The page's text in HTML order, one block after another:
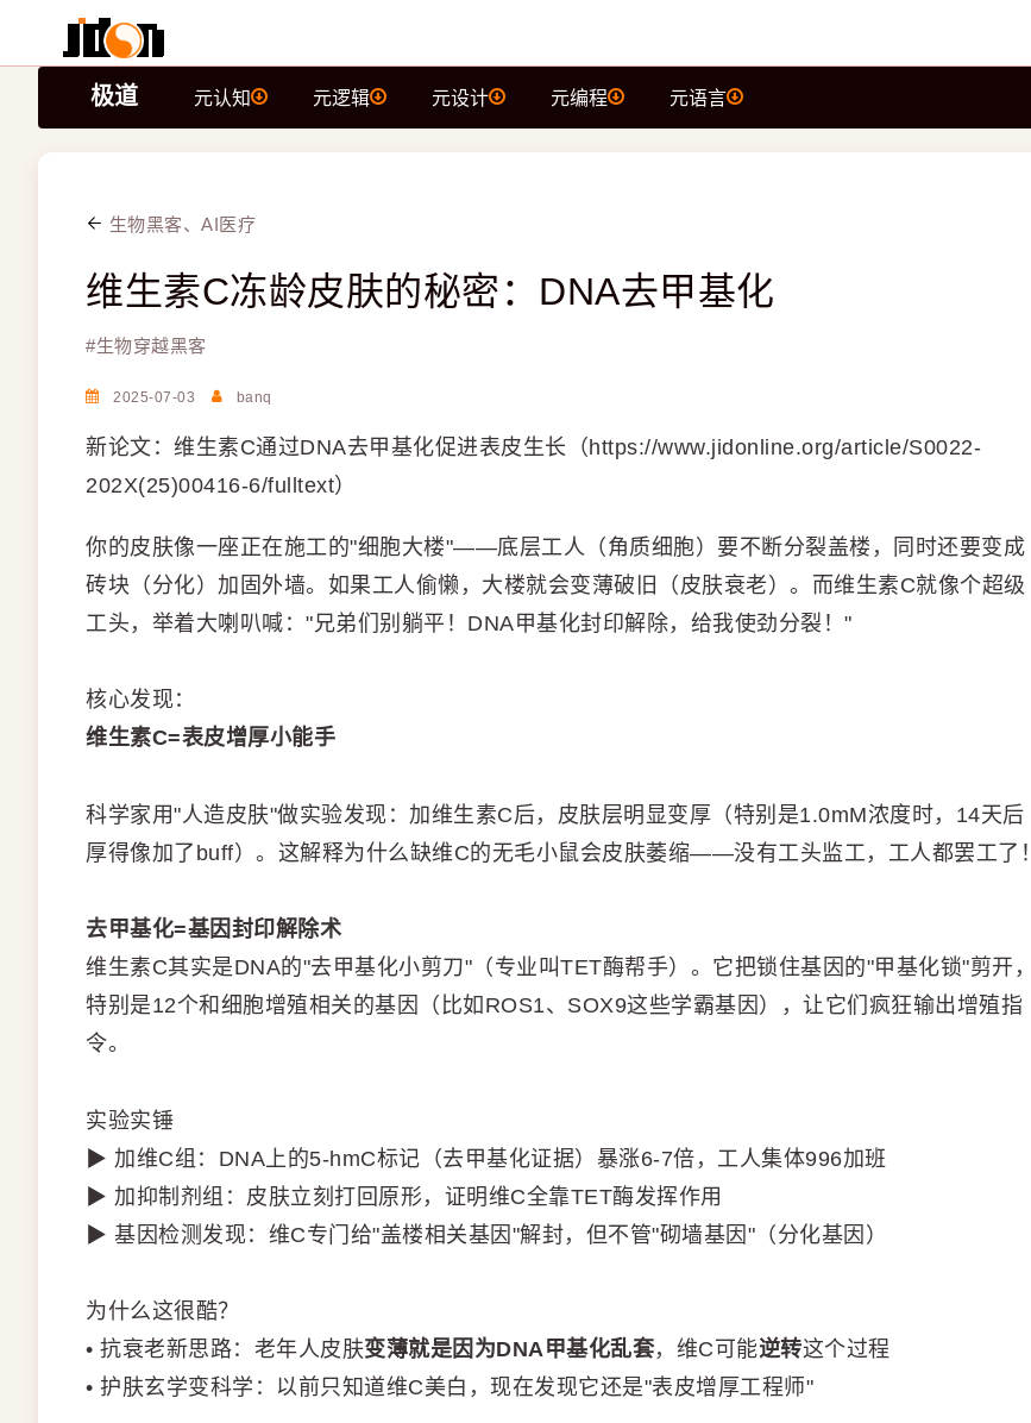
极道 元认知 元逻辑 元设计 元编程 元语言
生物黑客、AI医疗
维生素C冻龄皮肤的秘密：DNA去甲基化
#生物穿越黑客
2025-07-03 banq
新论文：维生素C通过DNA去甲基化促进表皮生长（https://www.jidonline.org/article/S0022-
202X(25)00416-6/fulltext）
你的皮肤像一座正在施工的"细胞大楼"——底层工人（角质细胞）要不断分裂盖楼，同时还要变成
砖块（分化）加固外墙。如果工人偷懒，大楼就会变薄破旧（皮肤衰老）。而维生素C就像个超级
工头，举着大喇叭喊："兄弟们别躺平！DNA甲基化封印解除，给我使劲分裂！"
核心发现：
维生素C=表皮增厚小能手
科学家用"人造皮肤"做实验发现：加维生素C后，皮肤层明显变厚（特别是1.0mM浓度时，14天后
厚得像加了buff）。这解释为什么缺维C的无毛小鼠会皮肤萎缩——没有工头监工，工人都罢工了！
去甲基化=基因封印解除术
维生素C其实是DNA的"去甲基化小剪刀"（专业叫TET酶帮手）。它把锁住基因的"甲基化锁"剪开，
特别是12个和细胞增殖相关的基因（比如ROS1、SOX9这些学霸基因），让它们疯狂输出增殖指
令。
实验实锤
▶ 加维C组：DNA上的5-hmC标记（去甲基化证据）暴涨6-7倍，工人集体996加班
▶ 加抑制剂组：皮肤立刻打回原形，证明维C全靠TET酶发挥作用
▶ 基因检测发现：维C专门给"盖楼相关基因"解封，但不管"砌墙基因"（分化基因）
为什么这很酷？
• 抗衰老新思路：老年人皮肤变薄就是因为DNA甲基化乱套，维C可能逆转这个过程
• 护肤玄学变科学：以前只知道维C美白，现在发现它还是"表皮增厚工程师"